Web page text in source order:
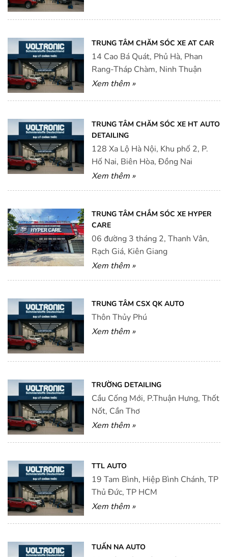
TRUNG TÂM CHĂM SÓC XE AT CAR
14 Cao Bá Quát, Phủ Hà, Phan
Rang-Tháp Chàm, Ninh Thuận
Xem thêm »
TRUNG TÂM CHĂM SÓC XE HT AUTO
DETAILING
128 Xa Lộ Hà Nội, Khu phố 2, P.
Hố Nai, Biên Hòa, Đồng Nai
Xem thêm »
TRUNG TÂM CHẮM SÓC XE HYPER
CARE
06 đường 3 tháng 2, Thanh Vân,
Rạch Giá, Kiên Giang
Xem thêm »
TRUNG TÂM CSX QK AUTO
Thôn Thủy Phú
Xem thêm »
TRƯỜNG DETAILING
Cầu Cống Mới, P.Thuận Hưng, Thốt
Nốt, Cần Thơ
Xem thêm »
TTL AUTO
19 Tam Bình, Hiệp Bình Chánh, TP
Thủ Đức, TP HCM
Xem thêm »
TUẤN NA AUTO